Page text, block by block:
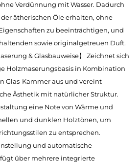
Verdünnung mit Wasser. Dadurch
ätherischen Öle erhalten, ohne
zu beeinträchtigen, und
sowie originalgetreuen Duft.
& Glasbauweise】 Zeichnet sich
Holzmaserungsbasis in Kombination
Glas-Kammer aus und vereint
Ästhetik mit natürlicher Struktur.
eine Note von Wärme und
und dunklen Holztönen, um
zu entsprechen.
und automatische
über mehrere integrierte